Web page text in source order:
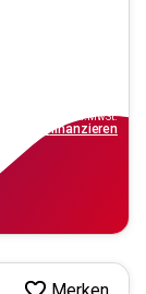
inkl.MwSt.
finanzieren